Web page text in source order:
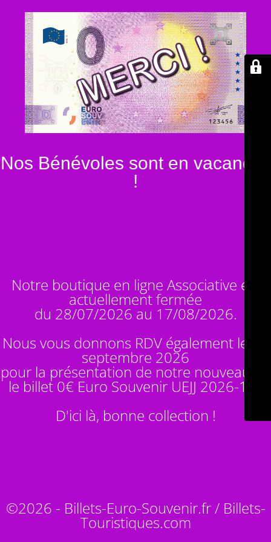
Nos Bénévoles sont en vacances
!
Notre boutique en ligne Associative est
actuellement fermée
du 28/07/2026 au 17/08/2026.
Nous vous donnons RDV également le 14
septembre 2026
pour la présentation de notre nouveauté :
le billet 0€ Euro Souvenir UEJJ 2026-10
D'ici là, bonne collection !
©2026 - Billets-Euro-Souvenir.fr / Billets-
Touristiques.com